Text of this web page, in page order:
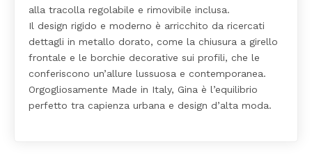
alla tracolla regolabile e rimovibile inclusa.
Il design rigido e moderno è arricchito da ricercati
dettagli in metallo dorato, come la chiusura a girello
frontale e le borchie decorative sui profili, che le
conferiscono un’allure lussuosa e contemporanea.
Orgogliosamente Made in Italy, Gina è l’equilibrio
perfetto tra capienza urbana e design d’alta moda.